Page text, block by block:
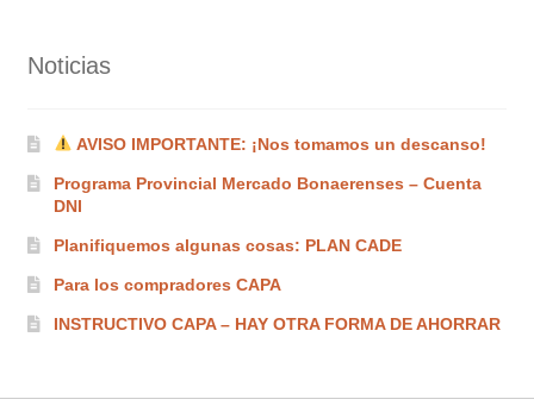
Noticias
AVISO IMPORTANTE: ¡Nos tomamos un descanso!
Programa Provincial Mercado Bonaerenses – Cuenta
DNI
Planifiquemos algunas cosas: PLAN CADE
Para los compradores CAPA
INSTRUCTIVO CAPA – HAY OTRA FORMA DE AHORRAR